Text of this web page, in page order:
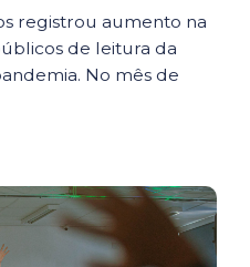
registrou aumento na
de leitura da
No mês de